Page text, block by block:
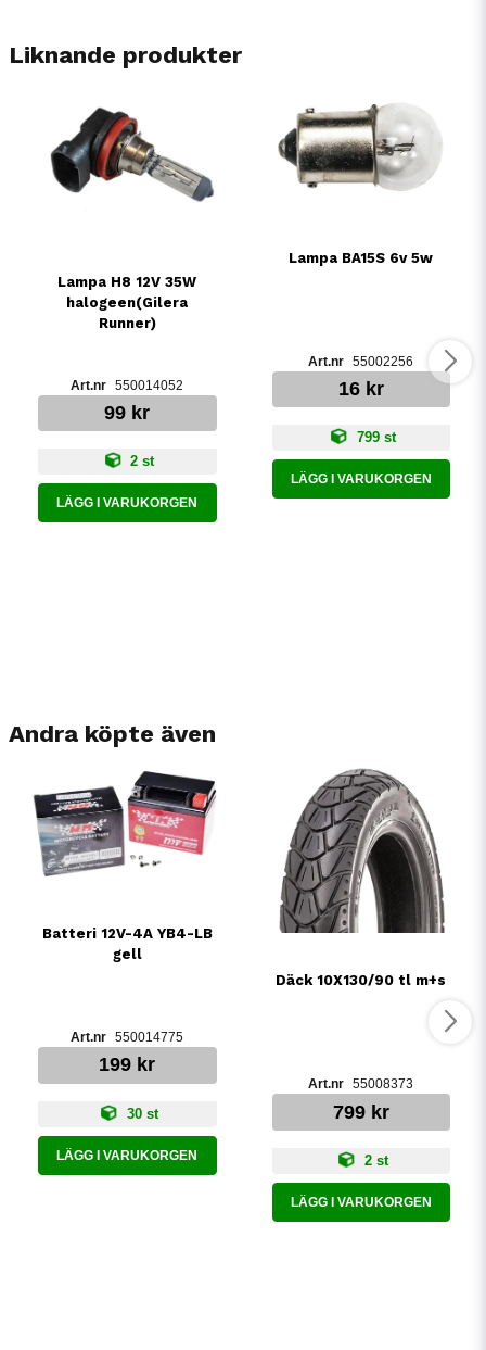
Liknande produkter
Lampa H8 12V 35W
halogeen(Gilera
Runner)
550014052
99 kr
2 st
LÄGG I VARUKORGEN
Lampa BA15S 6v 5w
55002256
16 kr
799 st
LÄGG I VARUKORGEN
Andra köpte även
Batteri 12V-4A YB4-LB
gell
550014775
199 kr
30 st
LÄGG I VARUKORGEN
Däck 10X130/90 tl m+s
55008373
799 kr
2 st
LÄGG I VARUKORGEN